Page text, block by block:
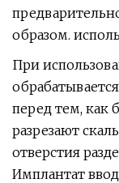
образом.
При
перед тем, как
разрезают
отверстия
Имплантат